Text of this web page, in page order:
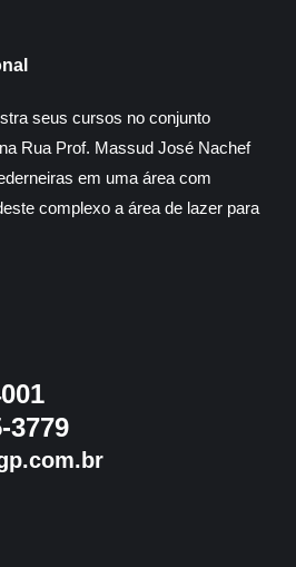
seus cursos no conjunto
Rua Prof. Massud José Nachef
em uma área com
complexo a área de lazer para
3779